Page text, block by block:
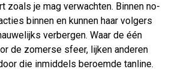
zoals je mag verwachten. Binnen no-
binnen en kunnen haar volgers
verbergen. Waar de één
de zomerse sfeer, lijken anderen
die inmiddels beroemde tanline.